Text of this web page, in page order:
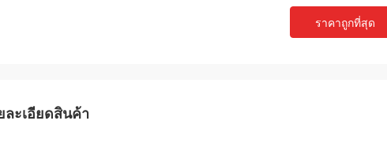
ราคาถูกที่สุด
ละเอียดสินค้า